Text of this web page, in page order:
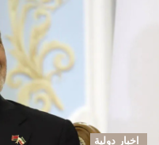
اخبار دولية